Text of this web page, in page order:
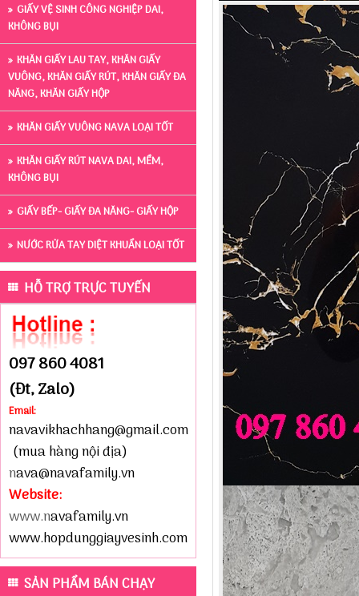
GIẤY VỆ SINH CÔNG NGHIỆP DAI,
KHÔNG BỤI
KHĂN GIẤY LAU TAY, KHĂN GIẤY
VUÔNG, KHĂN GIẤY RÚT, KHĂN GIẤY ĐA
NĂNG, KHĂN GIẤY HỘP
KHĂN GIẤY VUÔNG NAVA LOẠI TỐT
KHĂN GIẤY RÚT NAVA DAI, MỀM,
KHÔNG BỤI
GIẤY BẾP- GIẤY ĐA NĂNG- GIẤY HỘP
NƯỚC RỬA TAY DIỆT KHUẨN LOẠI TỐT
HỖ TRỢ TRỰC TUYẾN
097 860 4081
(Đt, Zalo)
Email:
navavikhachhang@gmail.com
(mua hàng nội địa)
nava@navafamily.vn
Website:
www.navafamily.vn
www.hopdunggiayvesinh.com
SẢN PHẨM BÁN CHẠY